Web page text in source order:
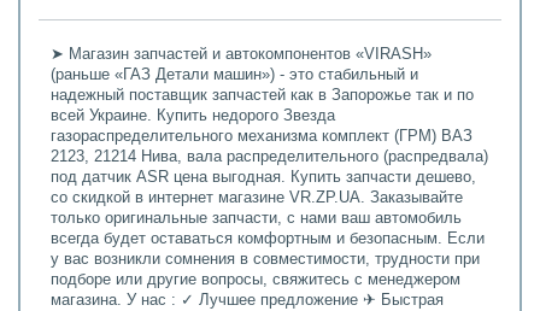
➤ Магазин запчастей и автокомпонентов «VIRASH»
(раньше «ГАЗ Детали машин») - это стабильный и
надежный поставщик запчастей как в Запорожье так и по
всей Украине. Купить недорого Звезда
газораспределительного механизма комплект (ГРМ) ВАЗ
2123, 21214 Нива, вала распределительного (распредвала)
под датчик ASR цена выгодная. Купить запчасти дешево,
со скидкой в интернет магазине VR.ZP.UA. Заказывайте
только оригинальные запчасти, с нами ваш автомобиль
всегда будет оставаться комфортным и безопасным. Если
у вас возникли сомнения в совместимости, трудности при
подборе или другие вопросы, свяжитесь с менеджером
магазина. У нас : ✓ Лучшее предложение ✈ Быстрая